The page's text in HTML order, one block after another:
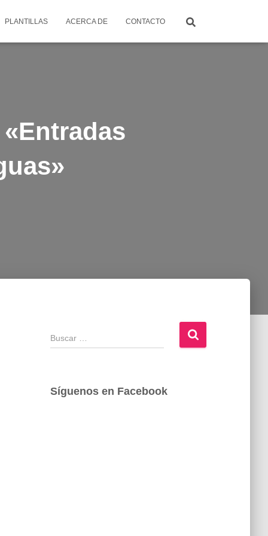
PLANTILLAS ACERCA DE CONTACTO
B
u
a
Síguenos en Facebook